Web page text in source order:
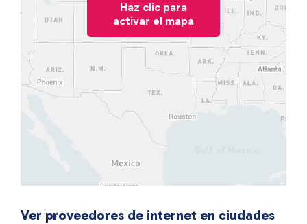
Haz clic para
activar el mapa
Ver proveedores de internet en ciudades